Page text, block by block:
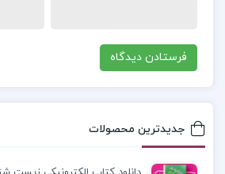
تصمیم‌گیری‌های سیاسی را روشن
استفاده از مثال‌های تاریخی و
آگاهی سیاسی در زندگی روزمره
کتاب به‌عنوان یک منبع مفید برای
جدیدترین محصولات